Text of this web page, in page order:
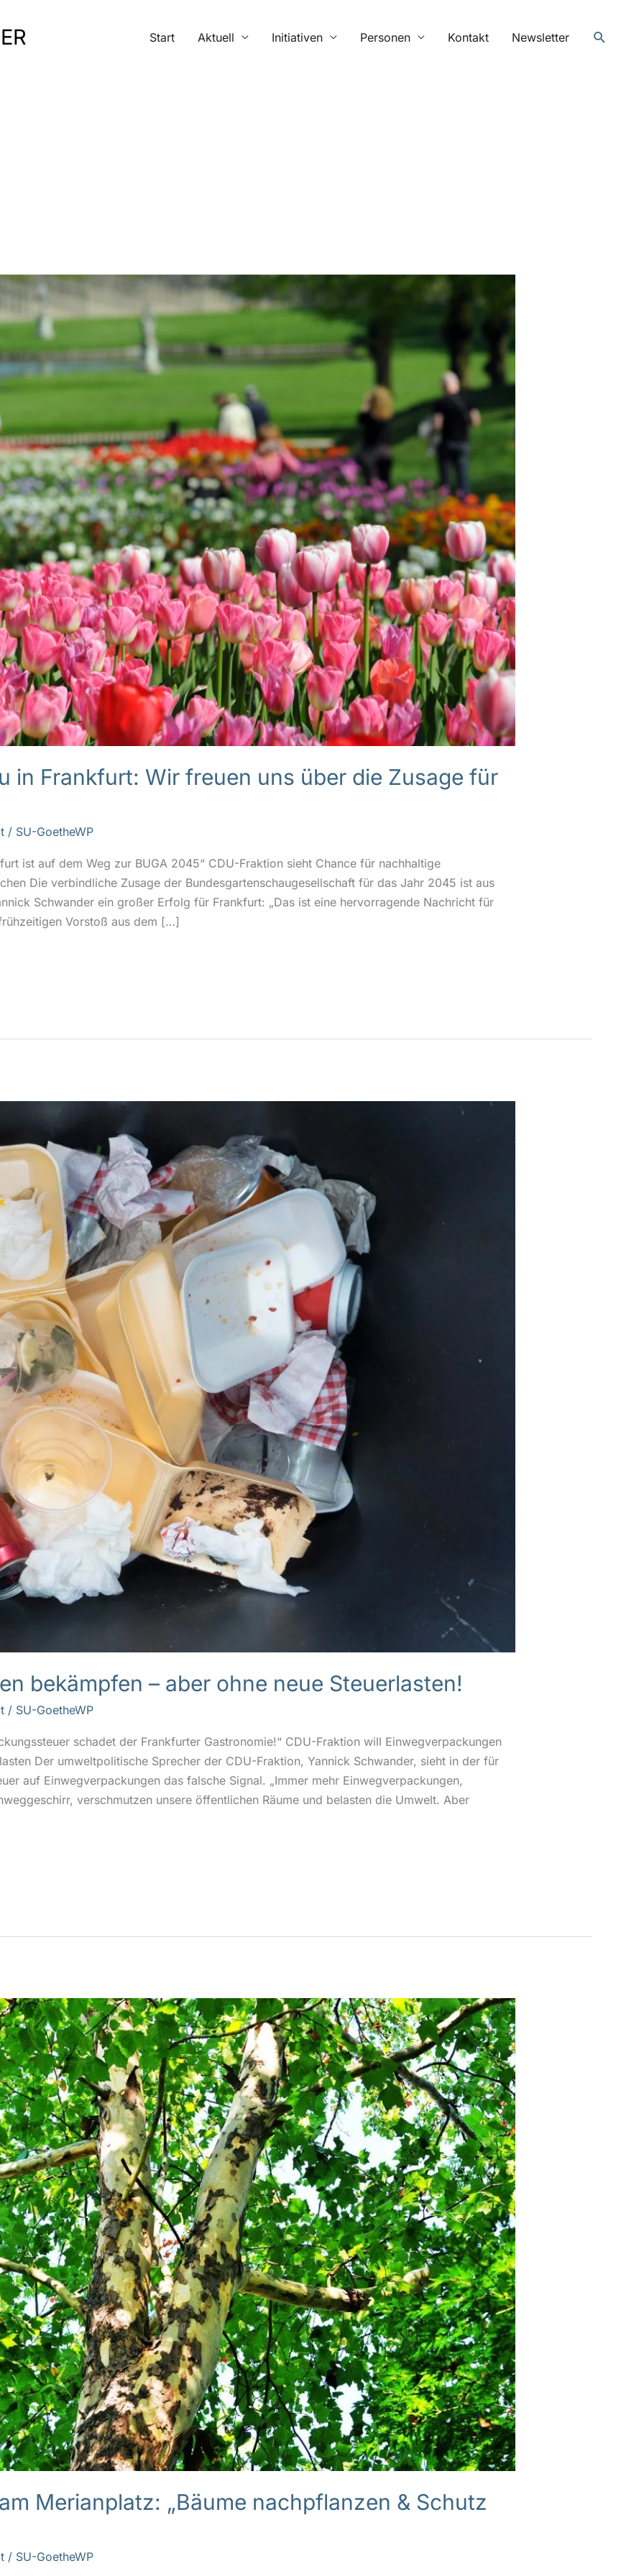
Start Aktuell Initiativen Personen Kontakt Newsletter Suchen
in Frankfurt: Wir freuen uns über die Zusage für
/ SU-GoetheWP
ist auf dem Weg zur BUGA 2045“ CDU-Fraktion sieht Chance für nachhaltige
Die verbindliche Zusage der Bundesgartenschaugesellschaft für das Jahr 2045 ist aus
Schwander ein großer Erfolg für Frankfurt: „Das ist eine hervorragende Nachricht für
Vorstoß aus dem […]
bekämpfen – aber ohne neue Steuerlasten!
/ SU-GoetheWP
schadet der Frankfurter Gastronomie!“ CDU-Fraktion will Einwegverpackungen
Der umweltpolitische Sprecher der CDU-Fraktion, Yannick Schwander, sieht in der für
auf Einwegverpackungen das falsche Signal. „Immer mehr Einwegverpackungen,
verschmutzen unsere öffentlichen Räume und belasten die Umwelt. Aber
Merianplatz: „Bäume nachpflanzen & Schutz
/ SU-GoetheWP